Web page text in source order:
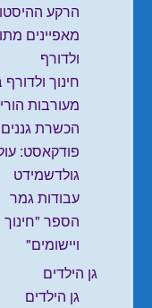
הרקע
מאפיינים
ולדורף
חינוך
מעורבות
הכשרת גננים
פודקאסט:
גולדשמידט
עבודות גמר
הספר "חינוך
ויישומים"
גן הילדים
גן הילדים